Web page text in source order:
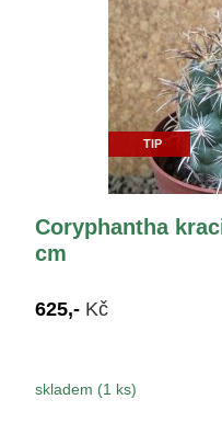
TIP
Coryphantha
cm
625,- Kč
skladem (1 ks)